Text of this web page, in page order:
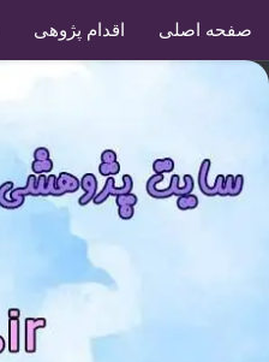
صفحه اصلی اقدام پژوهی